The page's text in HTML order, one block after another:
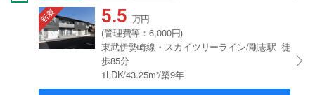
5.5 万円
(管理費等：6,000円)
東武伊勢崎線・スカイツリーライン/剛志駅 徒
歩85分
1LDK/43.25m²/築9年